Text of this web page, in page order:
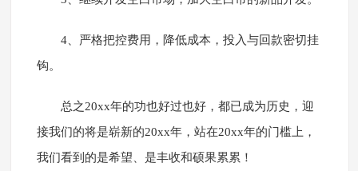
4、严格把控费用，降低成本，投入与回款密切挂
钩。
总之20xx年的功也好过也好，都已成为历史，迎
接我们的将是崭新的20xx年，站在20xx年的门槛上，
我们看到的是希望、是丰收和硕果累累！